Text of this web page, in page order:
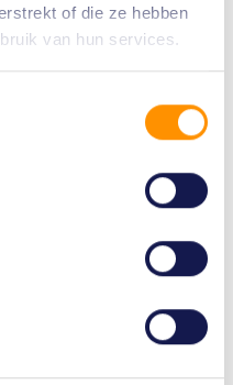
of die ze hebben
van hun services.
van €995,- ex